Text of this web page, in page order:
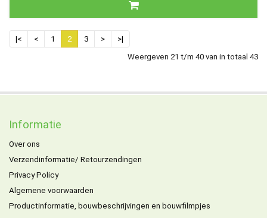
|< < 1 2 3 >
>|
Weergeven 21 t/m 40 van in totaal 43
Informatie
Over ons
Verzendinformatie/ Retourzendingen
Privacy Policy
Algemene voorwaarden
Productinformatie, bouwbeschrijvingen en bouwfilmpjes